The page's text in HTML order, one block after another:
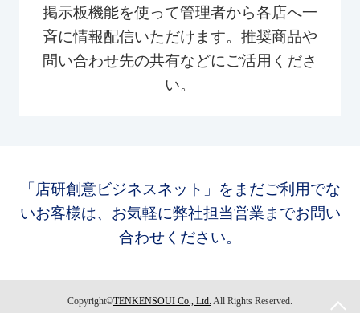
掲示板機能を使って管理者から各店へ一
斉に情報配信いただけます。推奨商品や
問い合わせ先の共有などにご活用くださ
い。
「店研創意ビジネスネット」をまだご利用でな
いお客様は、お気軽に弊社担当営業までお問い
合わせください。
Copyright©TENKENSOUI Co., Ltd. All Rights Reserved.